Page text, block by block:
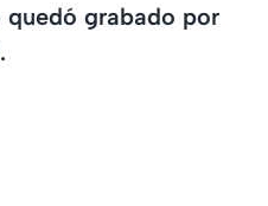
quedó grabado por